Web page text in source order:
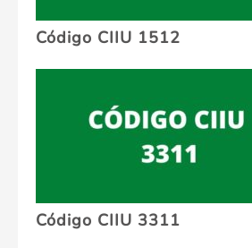
Código CIIU 1512
Código CIIU 3311